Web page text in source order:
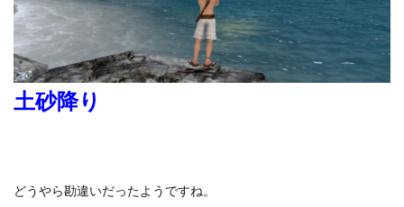
土砂降り
どうやら勘違いだったようですね。